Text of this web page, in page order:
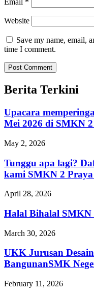
Email *
Website
Save my name, email,
time I comment.
Berita Terkini
Upacara
Mei 2026 di SMKN
May 2, 2026
Tunggu apa lagi?
kami SMKN 2 Praya
April 28, 2026
Halal Bihalal
March 30, 2026
UKK Jurusan
BangunanSMK
February 11, 2026